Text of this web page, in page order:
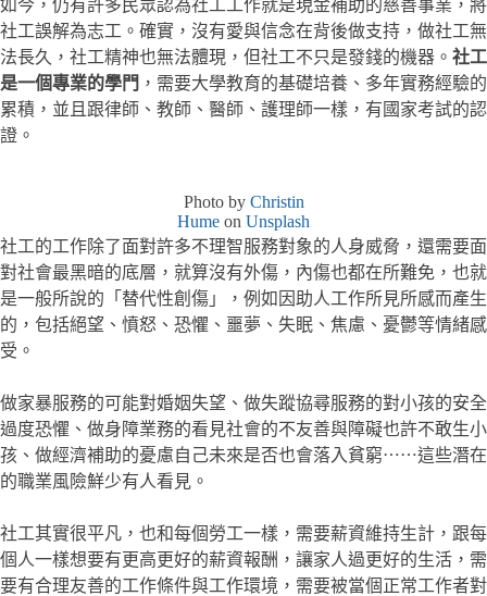
如今，仍有許多民眾認為社工工作就是現金補助的慈善事業，將
社工誤解為志工。確實，沒有愛與信念在背後做支持，做社工無
法長久，社工精神也無法體現，但社工不只是發錢的機器。 社工
是一個專業的學門 ，需要大學教育的基礎培養、多年實務經驗的
累積，並且跟律師、教師、醫師、護理師一樣，有國家考試的認
證。
Photo by Christin
Hume on Unsplash
社工的工作除了面對許多不理智服務對象的人身威脅，還需要面
對社會最黑暗的底層，就算沒有外傷，內傷也都在所難免，也就
是一般所說的「替代性創傷」，例如因助人工作所見所感而產生
的，包括絕望、憤怒、恐懼、噩夢、失眠、焦慮、憂鬱等情緒感
受。
做家暴服務的可能對婚姻失望、做失蹤協尋服務的對小孩的安全
過度恐懼、做身障業務的看見社會的不友善與障礙也許不敢生小
孩、做經濟補助的憂慮自己未來是否也會落入貧窮⋯⋯這些潛在
的職業風險鮮少有人看見。
社工其實很平凡，也和每個勞工一樣，需要薪資維持生計，跟每
個人一樣想要有更高更好的薪資報酬，讓家人過更好的生活，需
要有合理友善的工作條件與工作環境，需要被當個正常工作者對